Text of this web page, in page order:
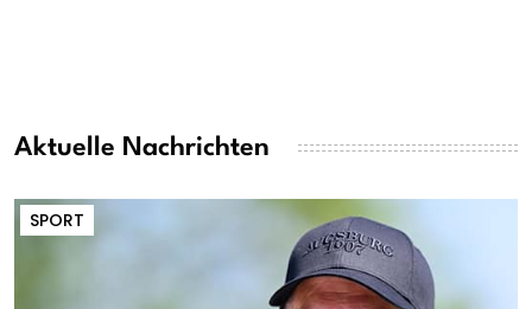
Aktuelle Nachrichten
SPORT